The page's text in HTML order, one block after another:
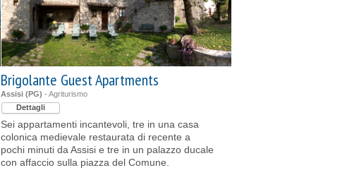
Brigolante Guest Apartments
Assisi (PG) - Agriturismo
Dettagli
Sei appartamenti incantevoli, tre in una casa
colonica medievale restaurata di recente a
pochi minuti da Assisi e tre in un palazzo ducale
con affaccio sulla piazza del Comune.